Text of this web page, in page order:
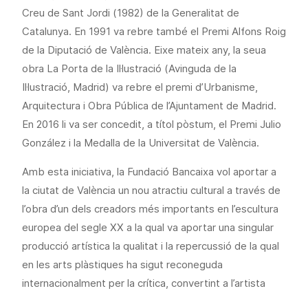
Creu de Sant Jordi (1982) de la Generalitat de
Catalunya. En 1991 va rebre també el Premi Alfons Roig
de la Diputació de València. Eixe mateix any, la seua
obra La Porta de la Il·lustració (Avinguda de la
Il·lustració, Madrid) va rebre el premi d’Urbanisme,
Arquitectura i Obra Pública de l’Ajuntament de Madrid.
En 2016 li va ser concedit, a títol pòstum, el Premi Julio
González i la Medalla de la Universitat de València.
Amb esta iniciativa, la Fundació Bancaixa vol aportar a
la ciutat de València un nou atractiu cultural a través de
l’obra d’un dels creadors més importants en l’escultura
europea del segle XX a la qual va aportar una singular
producció artística la qualitat i la repercussió de la qual
en les arts plàstiques ha sigut reconeguda
internacionalment per la crítica, convertint a l’artista